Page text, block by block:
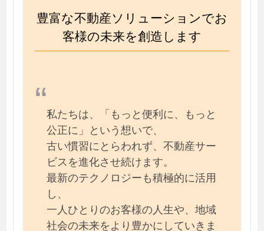
豊富な不動産ソリューションでお
客様の未来を創造します
私たちは、「もっと便利に、もっと
公正に」という想いで、
古い慣習にとらわれず、不動産サー
ビスを進化させ続けます。
最新のテクノロジーも積極的に活用
し、
一人ひとりのお客様の人生や、地域
社会の未来をより豊かにしていきま